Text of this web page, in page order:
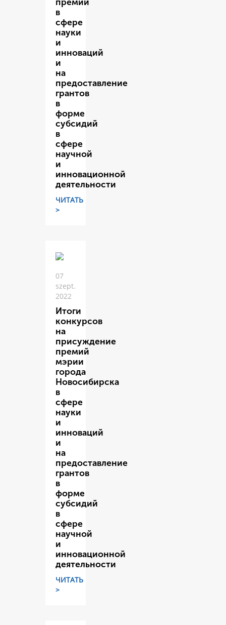
в
сфере
науки
и
инноваций
и
на
предоставление
грантов
в
форме
субсидий
в
сфере
научной
и
инновационной
деятельности
ЧИТАТЬ
>
07
szept.
2022
Итоги
конкурсов
на
присуждение
премий
мэрии
города
Новосибирска
в
сфере
науки
и
инноваций
и
на
предоставление
грантов
в
форме
субсидий
в
сфере
научной
и
инновационной
деятельности
ЧИТАТЬ
>